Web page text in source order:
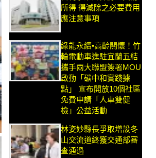
所得 得減除之必要費用
應注意事項
綠能永續•高齡關懷！竹
輪電動車進駐宜蘭五結
攜手兩大聯盟簽署MOU
啟動「碳中和實踐據
點」 宣布開放10個社區
免費申請「人車雙健
檢」公益活動
林姿妙縣長爭取增設冬
山交流道終獲交通部審
查通過